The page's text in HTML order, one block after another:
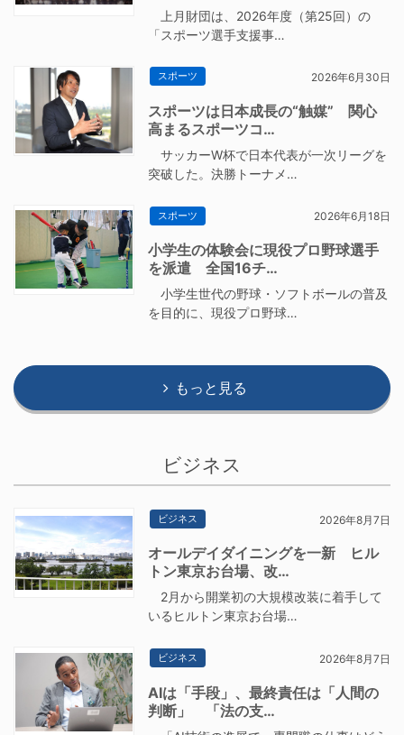
上月財団は、2026年度（第25回）の
「スポーツ選手支援事…
スポーツ 2026年6月30日
スポーツは日本成長の“触媒” 関心
高まるスポーツコ…
サッカーW杯で日本代表が一次リーグを
突破した。決勝トーナメ…
スポーツ 2026年6月18日
小学生の体験会に現役プロ野球選手
を派遣 全国16チ…
小学生世代の野球・ソフトボールの普及
を目的に、現役プロ野球…
もっと見る
ビジネス
ビジネス 2026年8月7日
オールデイダイニングを一新 ヒル
トン東京お台場、改…
2月から開業初の大規模改装に着手して
いるヒルトン東京お台場…
ビジネス 2026年8月7日
AIは「手段」、最終責任は「人間の
判断」 「法の支…